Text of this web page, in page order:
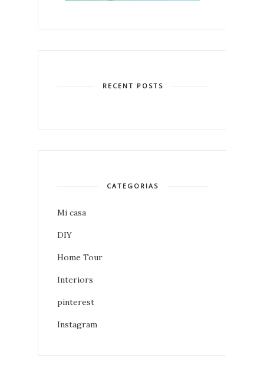
RECENT POSTS
CATEGORIAS
Mi casa
DIY
Home Tour
Interiors
pinterest
Instagram